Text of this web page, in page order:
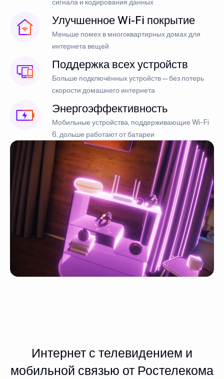
сигнала и кодирования данных
Улучшенное Wi-Fi покрытие
Меньше помех в многоквартирных домах для
интернета вещей
Поддержка всех устройств
Больше подключённых устройств — без потерь
скорости домашнего интернета
Энергоэффективность
Мобильные устройства, поддерживающие Wi-Fi
6, дольше работают от батареи
Интернет с телевидением и
мобильной связью от Ростелекома